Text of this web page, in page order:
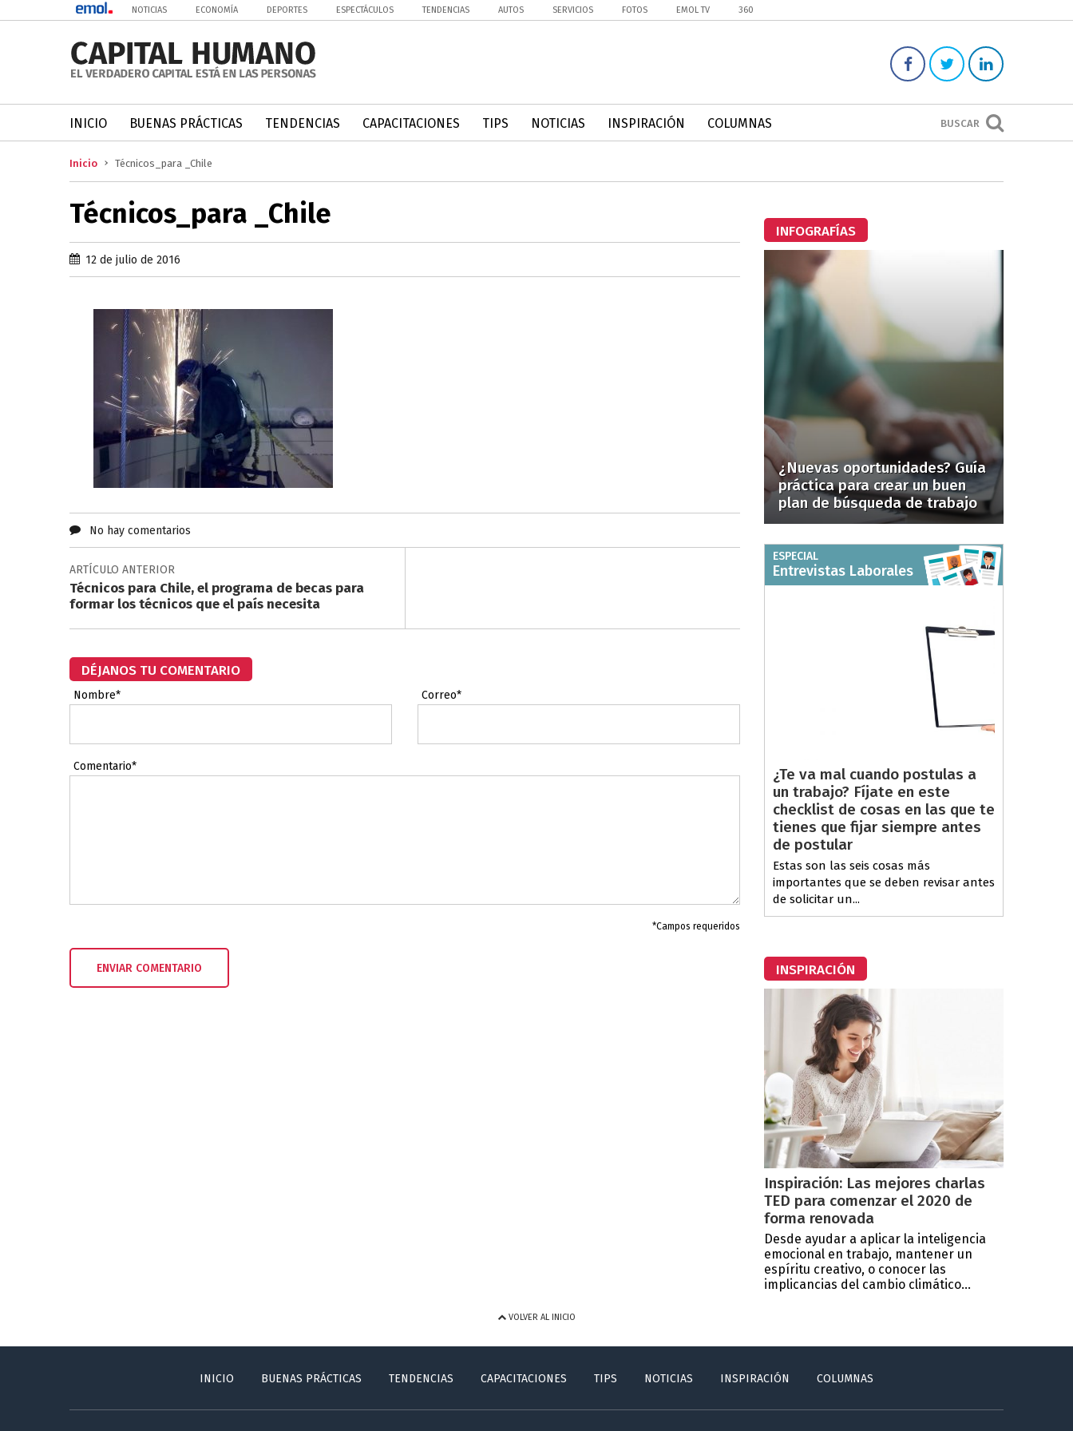
NOTICIAS ECONOMÍA DEPORTES ESPECTÁCULOS TENDENCIAS AUTOS SERVICIOS FOTOS EMOL TV 360
BUSCAR
INICIO BUENAS PRÁCTICAS TENDENCIAS CAPACITACIONES TIPS NOTICIAS INSPIRACIÓN COLUMNAS
Inicio Técnicos_para _Chile
Técnicos_para _Chile
12 de julio de 2016
No hay comentarios
ARTÍCULO ANTERIOR
Técnicos para Chile, el programa de becas para
formar los técnicos que el país necesita
DÉJANOS TU COMENTARIO
Nombre* Correo*
Comentario*
*Campos requeridos
INFOGRAFÍAS
¿Nuevas oportunidades? Guía
práctica para crear un buen
plan de búsqueda de trabajo
ESPECIAL
Entrevistas Laborales
¿Te va mal cuando postulas a
un trabajo? Fíjate en este
checklist de cosas en las que te
tienes que fijar siempre antes
de postular
Estas son las seis cosas más
importantes que se deben revisar antes
de solicitar un...
INSPIRACIÓN
Inspiración: Las mejores charlas
TED para comenzar el 2020 de
forma renovada
Desde ayudar a aplicar la inteligencia
emocional en trabajo, mantener un
espíritu creativo, o conocer las
implicancias del cambio climático...
VOLVER AL INICIO
INICIO BUENAS PRÁCTICAS TENDENCIAS CAPACITACIONES TIPS NOTICIAS INSPIRACIÓN COLUMNAS